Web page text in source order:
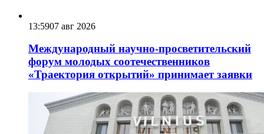
13:5907 авг 2026
Международный научно-просветительский
форум молодых соотечественников
«Траектория открытий» принимает заявки